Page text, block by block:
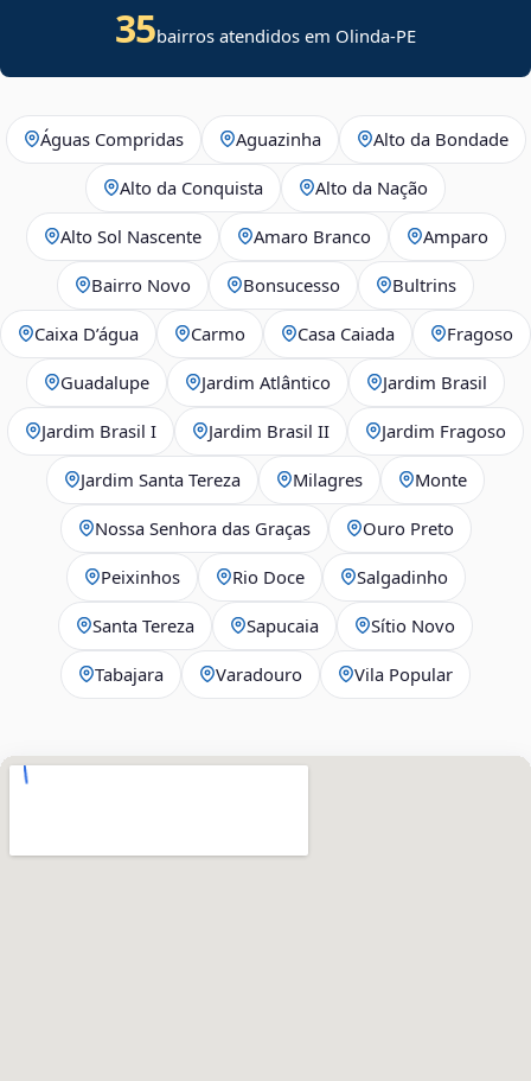
35bairros atendidos em Olinda-PE
Águas Compridas Aguazinha Alto da Bondade
Alto da Conquista Alto da Nação
Alto Sol Nascente Amaro Branco Amparo
Bairro Novo Bonsucesso Bultrins
Caixa D’água Carmo Casa Caiada Fragoso
Guadalupe Jardim Atlântico Jardim Brasil
Jardim Brasil I Jardim Brasil II Jardim Fragoso
Jardim Santa Tereza Milagres Monte
Nossa Senhora das Graças Ouro Preto
Peixinhos Rio Doce Salgadinho
Santa Tereza Sapucaia Sítio Novo
Tabajara Varadouro Vila Popular